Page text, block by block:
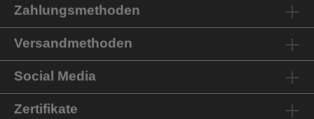
Zahlungsmethoden
Versandmethoden
Social Media
Zertifikate